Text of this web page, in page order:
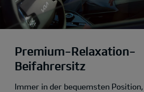
Premium-Relaxation-
Beifahrersitz
Immer in der bequemsten